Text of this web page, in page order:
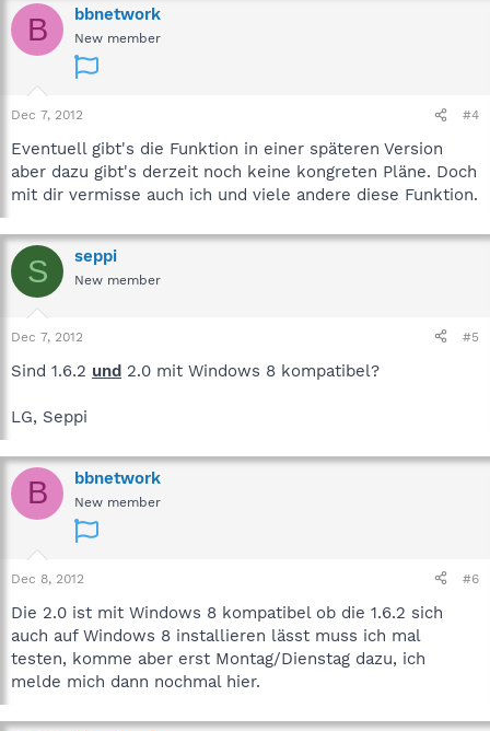
B bbnetwork
New member
Dec 7, 2012 #4
Eventuell gibt's die Funktion in einer späteren Version
aber dazu gibt's derzeit noch keine kongreten Pläne. Doch
mit dir vermisse auch ich und viele andere diese Funktion.
S seppi
New member
Dec 7, 2012 #5
Sind 1.6.2 und 2.0 mit Windows 8 kompatibel?
LG, Seppi
B bbnetwork
New member
Dec 8, 2012 #6
Die 2.0 ist mit Windows 8 kompatibel ob die 1.6.2 sich
auch auf Windows 8 installieren lässt muss ich mal
testen, komme aber erst Montag/Dienstag dazu, ich
melde mich dann nochmal hier.